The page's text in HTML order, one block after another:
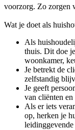
voorzorg. Zo zorgen
Wat je doet als
Als
thuis. Dit doe
woonkamer,
Je betrekt de
zelfstandig
Je geeft
van cliënten
Als er iets
op, herken je